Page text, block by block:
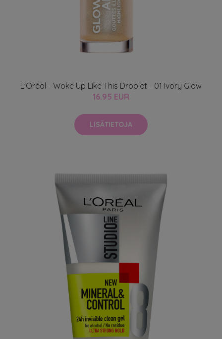
L'Oréal - Woke Up Like This Droplet - 01 Ivory Glow
16.95 EUR
LISÄTIETOJA